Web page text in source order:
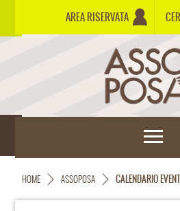
AREA RISERVATA
HOME ASSOPOSA CALENDARIO